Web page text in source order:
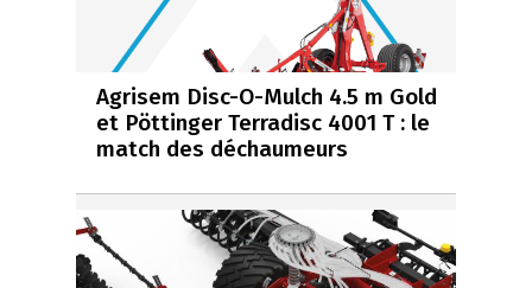
Agrisem Disc-O-Mulch 4.5 m Gold
et Pöttinger Terradisc 4001 T : le
match des déchaumeurs